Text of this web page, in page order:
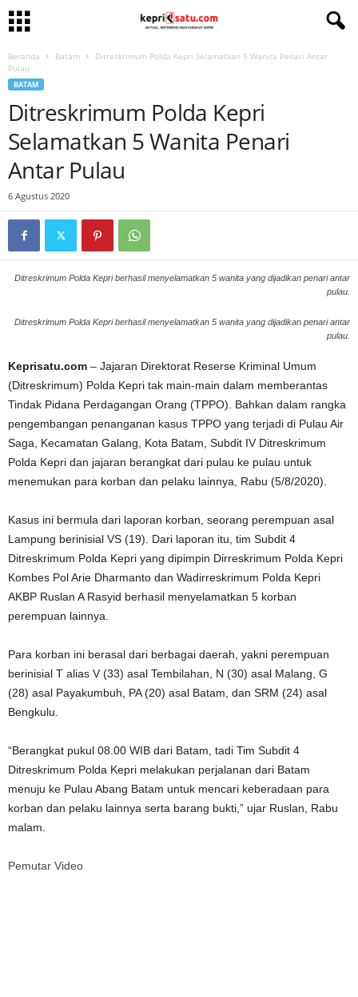
Beranda Batam
Ditreskrimum Polda Kepri Selamatkan 5 Wanita Penari Antar
Pulau
BATAM
Ditreskrimum Polda Kepri
Selamatkan 5 Wanita Penari
Antar Pulau
6 Agustus 2020
Ditreskrimum Polda Kepri berhasil menyelamatkan 5 wanita yang dijadikan penari antar
pulau.
Ditreskrimum Polda Kepri berhasil menyelamatkan 5 wanita yang dijadikan penari antar
pulau.
Keprisatu.com – Jajaran Direktorat Reserse Kriminal Umum
(Ditreskrimum) Polda Kepri tak main-main dalam memberantas
Tindak Pidana Perdagangan Orang (TPPO). Bahkan dalam rangka
pengembangan penanganan kasus TPPO yang terjadi di Pulau Air
Saga, Kecamatan Galang, Kota Batam, Subdit IV Ditreskrimum
Polda Kepri dan jajaran berangkat dari pulau ke pulau untuk
menemukan para korban dan pelaku lainnya, Rabu (5/8/2020).
Kasus ini bermula dari laporan korban, seorang perempuan asal
Lampung berinisial VS (19). Dari laporan itu, tim Subdit 4
Ditreskrimum Polda Kepri yang dipimpin Dirreskrimum Polda Kepri
Kombes Pol Arie Dharmanto dan Wadirreskrimum Polda Kepri
AKBP Ruslan A Rasyid berhasil menyelamatkan 5 korban
perempuan lainnya.
Para korban ini berasal dari berbagai daerah, yakni perempuan
berinisial T alias V (33) asal Tembilahan, N (30) asal Malang, G
(28) asal Payakumbuh, PA (20) asal Batam, dan SRM (24) asal
Bengkulu.
“Berangkat pukul 08.00 WIB dari Batam, tadi Tim Subdit 4
Ditreskrimum Polda Kepri melakukan perjalanan dari Batam
menuju ke Pulau Abang Batam untuk mencari keberadaan para
korban dan pelaku lainnya serta barang bukti,” ujar Ruslan, Rabu
malam.
Pemutar Video